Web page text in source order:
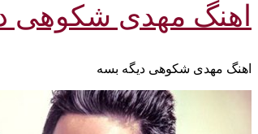
اهنگ مهدی شکوهی
اهنگ مهدی شکوهی دیگه بسه